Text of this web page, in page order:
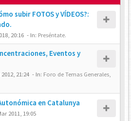
subir FOTOS y VÍDEOS?:
20:16 - In: Preséntate.
Eventos y
21:24 - In: Foro de Temas Generales,
en Catalunya
2011, 19:05